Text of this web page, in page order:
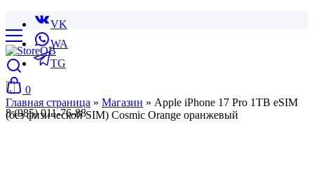
VK
WA
TG
8 (985) 011-76-88
0
Главная страница » Магазин » Apple iPhone 17 Pro 1TB eSIM
(без физической SIM) Cosmic Orange оранжевый